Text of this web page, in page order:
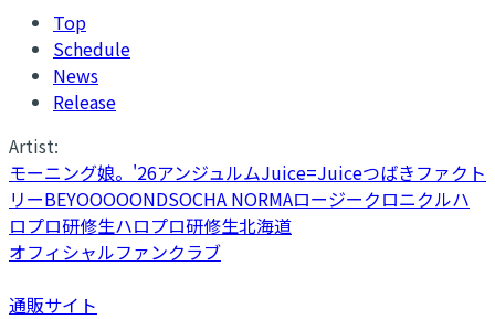
Top
Schedule
News
Release
Artist:
モーニング娘。'26アンジュルムJuice=Juiceつばきファクト
リーBEYOOOOONDSOCHA NORMAロージークロニクルハ
ロプロ研修生ハロプロ研修生北海道
オフィシャルファンクラブ
通販サイト